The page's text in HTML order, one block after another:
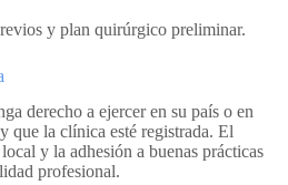
y plan quirúrgico preliminar.
derecho a ejercer en su país o en
que la clínica esté registrada. El
y la adhesión a buenas prácticas
profesional.